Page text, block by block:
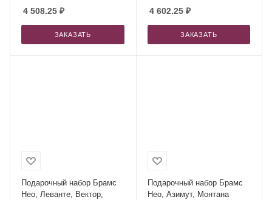
4 508.25 ₽
ЗАКАЗАТЬ
4 602.25₽
ЗАКАЗАТЬ
Подарочный набор Брамс
Нео, Леванте, Вектор,
Подарочный набор Брамс
Нео, Азимут, Монтана